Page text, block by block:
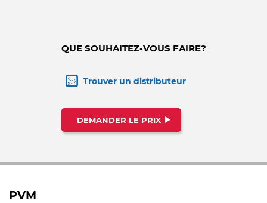
QUE SOUHAITEZ-VOUS FAIRE?
Trouver un distributeur
DEMANDER LE PRIX
PVM